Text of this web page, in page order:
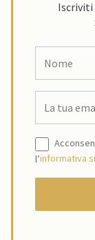
l’informativa